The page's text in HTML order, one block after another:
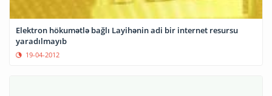
Elektron hökumətlə bağlı Layihənin adi bir internet resursu
yaradılmayıb
19-04-2012